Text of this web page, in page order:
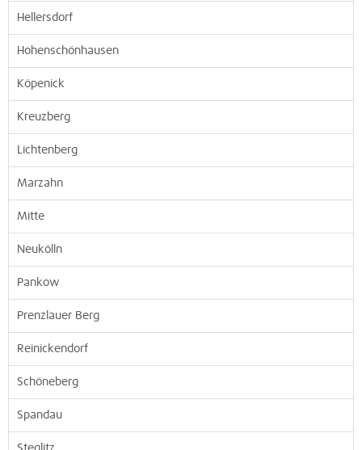
Hellersdorf
Hohenschönhausen
Köpenick
Kreuzberg
Lichtenberg
Marzahn
Mitte
Neukölln
Pankow
Prenzlauer Berg
Reinickendorf
Schöneberg
Spandau